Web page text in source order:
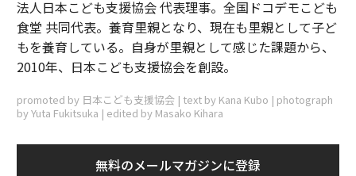
法人日本こども支援協会 代表理事。全国ドコデモこども
食堂 共同代表。養育里親となり、現在も里親として子ど
もを養育している。自身が里親として感じた課題から、
2010年、日本こども支援協会を創設。
promoted by 日本こども支援協会 | text by Kana Kubo | photograph
by Yuta Fukitsuka | edited by Masako Kihara
無料のメールマガジンに登録